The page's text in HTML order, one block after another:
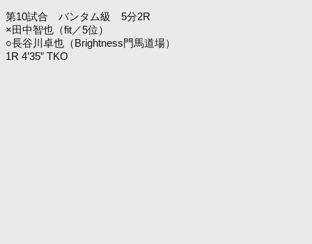
第10試合 バンタム級 5分2R
×田中智也（fit／5位）
○長谷川卓也（Brightness門馬道場）
1R 4’35” TKO